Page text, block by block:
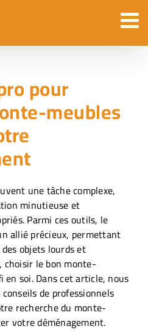
pour
meubles
une tâche complexe,
minutieuse et
Parmi ces outils, le
allié précieux, permettant
objets lourds et
choisir le bon monte-
soi. Dans cet article, nous
de professionnels
recherche du monte-
votre déménagement.